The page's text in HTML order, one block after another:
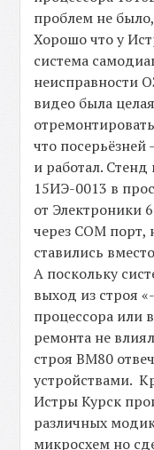
проблем не
Хорошо что у
система
неисправности
видео была
что
и работал.
15ИЭ-0013 в
от Электроники
через COM
ставились
А поскольку
выход из строя
процессора или
ремонта не
строя ВМ80
устройствами.
Истры Курск
различных
микросхем но